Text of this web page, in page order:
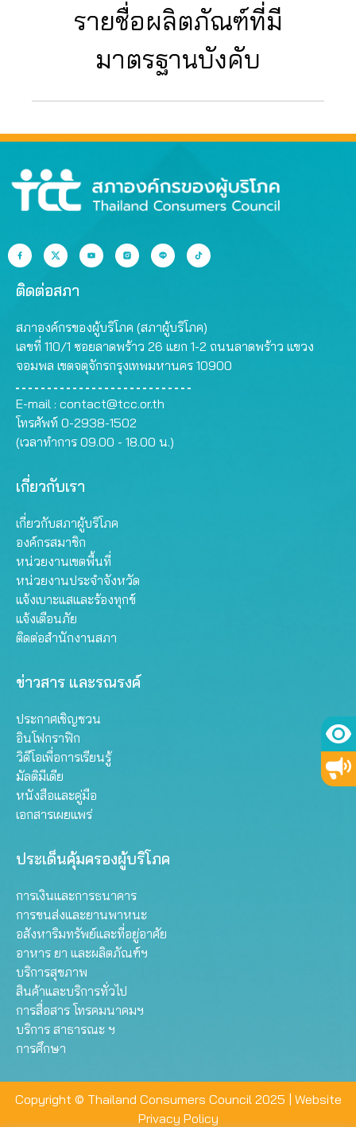
รายชื่อผลิตภัณฑ์ที่มี
มาตรฐานบังคับ
ติดต่อสภา
สภาองค์กรของผู้บริโภค (สภาผู้บริโภค)
เลขที่ 110/1 ซอยลาดพร้าว 26 แยก 1-2 ถนนลาดพร้าว แขวง
จอมพล เขตจตุจักรกรุงเทพมหานคร 10900
E-mail : contact@tcc.or.th
โทรศัพท์ 0-2938-1502
(เวลาทำการ 09.00 - 18.00 น.)
เกี่ยวกับเรา
เกี่ยวกับสภาผู้บริโภค
องค์กรสมาชิก
หน่วยงานเขตพื้นที่
หน่วยงานประจำจังหวัด
แจ้งเบาะแสและร้องทุกข์
แจ้งเตือนภัย
ติดต่อสำนักงานสภา
ข่าวสาร และรณรงค์
ประกาศเชิญชวน
อินโฟกราฟิก
วิดีโอเพื่อการเรียนรู้
มัลติมีเดีย
หนังสือและคู่มือ
เอกสารเผยแพร่
ประเด็นคุ้มครองผู้บริโภค
การเงินและการธนาคาร
การขนส่งและยานพาหนะ
อสังหาริมทรัพย์และที่อยู่อาศัย
อาหาร ยา และผลิตภัณฑ์ฯ
บริการสุขภาพ
สินค้าและบริการทั่วไป
การสื่อสาร โทรคมนาคมฯ
บริการ สาธารณะ ฯ
การศึกษา
Copyright © Thailand Consumers Council 2025 | Website
Privacy Policy